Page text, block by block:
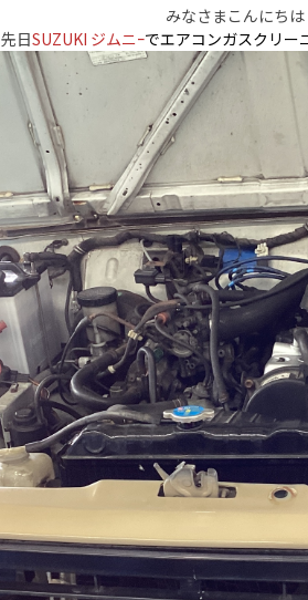
みなさまこんにち
先日SUZUKI ジムニｰでエアコンガスクリー